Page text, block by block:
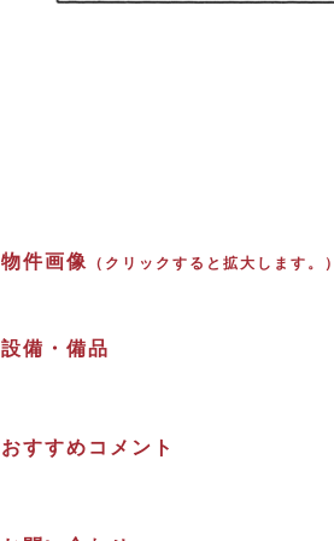
物件画像 （クリックすると拡大します。
設備・備品
おすすめコメント